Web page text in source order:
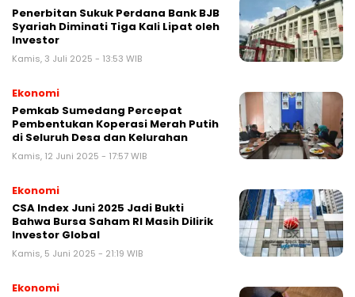
Penerbitan Sukuk Perdana Bank BJB
Syariah Diminati Tiga Kali Lipat oleh
Investor
Kamis, 3 Juli 2025 - 13:53 WIB
Ekonomi
Pemkab Sumedang Percepat
Pembentukan Koperasi Merah Putih
di Seluruh Desa dan Kelurahan
Kamis, 12 Juni 2025 - 17:57 WIB
Ekonomi
CSA Index Juni 2025 Jadi Bukti
Bahwa Bursa Saham RI Masih Dilirik
Investor Global
Kamis, 5 Juni 2025 - 21:19 WIB
Ekonomi